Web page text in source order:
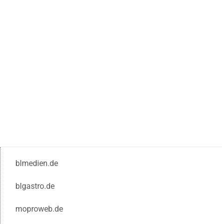
blmedien.de
blgastro.de
moproweb.de